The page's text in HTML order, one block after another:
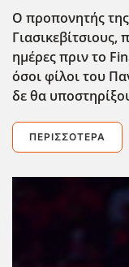
Ο προπονητής
ημέρες πριν το
όσοι φίλοι του
δε θα
ΠΕΡΙΣΣΌΤΕΡΑ